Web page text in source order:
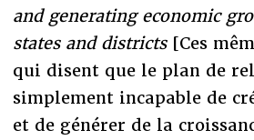
and generating economic
states and districts[Ces
qui disent que le plan de
simplement incapable de
et de générer de la